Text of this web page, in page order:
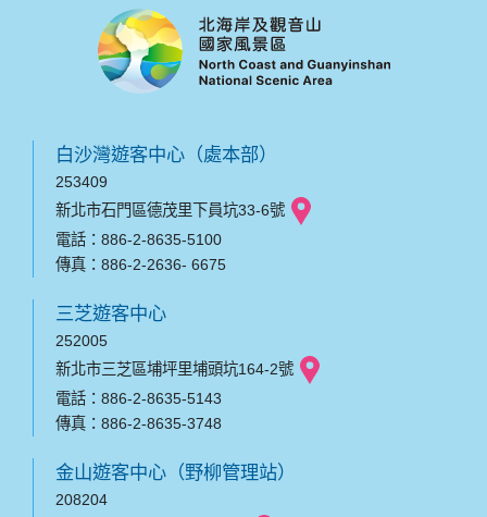
白沙灣遊客中心（處本部）
253409
新北市石門區德茂里下員坑33-6號
電話：886-2-8635-5100
傳真：886-2-2636- 6675
三芝遊客中心
252005
新北市三芝區埔坪里埔頭坑164-2號
電話：886-2-8635-5143
傳真：886-2-8635-3748
金山遊客中心（野柳管理站）
208204